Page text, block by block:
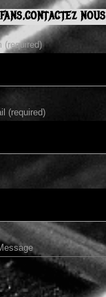
NOUS
(required)
(required)